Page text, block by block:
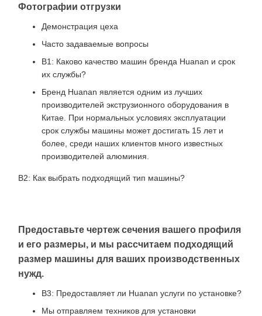
Фотографии отгрузки
Демонстрация цеха
Часто задаваемые вопросы
В1: Каково качество машин бренда Huanan и срок
их службы?
Бренд Huanan является одним из лучших
производителей экструзионного оборудования в
Китае. При нормальных условиях эксплуатации
срок службы машины может достигать 15 лет и
более, среди наших клиентов много известных
производителей алюминия.
В2: Как выбрать подходящий тип машины?
Предоставьте чертеж сечения вашего профиля
и его размеры, и мы рассчитаем подходящий
размер машины для ваших производственных
нужд.
В3: Предоставляет ли Huanan услуги по установке?
Мы отправляем техников для установки